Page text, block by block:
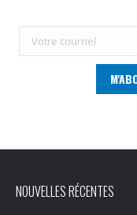
NOUVELLES RÉCENTES